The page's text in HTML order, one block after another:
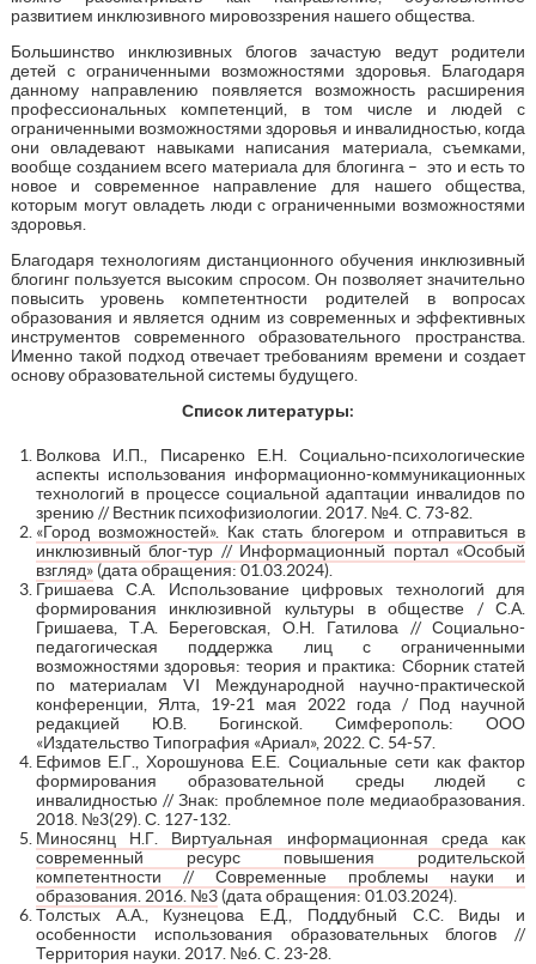
развитием инклюзивного мировоззрения нашего общества.
Большинство инклюзивных блогов зачастую ведут родители
детей с ограниченными возможностями здоровья. Благодаря
данному направлению появляется возможность расширения
профессиональных компетенций, в том числе и людей с
ограниченными возможностями здоровья и инвалидностью, когда
они овладевают навыками написания материала, съемками,
вообще созданием всего материала для блогинга – это и есть то
новое и современное направление для нашего общества,
которым могут овладеть люди с ограниченными возможностями
здоровья.
Благодаря технологиям дистанционного обучения инклюзивный
блогинг пользуется высоким спросом. Он позволяет значительно
повысить уровень компетентности родителей в вопросах
образования и является одним из современных и эффективных
инструментов современного образовательного пространства.
Именно такой подход отвечает требованиям времени и создает
основу образовательной системы будущего.
Список литературы:
Волкова И.П., Писаренко Е.Н. Социально-психологические
аспекты использования информационно-коммуникационных
технологий в процессе социальной адаптации инвалидов по
зрению // Вестник психофизиологии. 2017. №4. С. 73-82.
«Город возможностей». Как стать блогером и отправиться в
инклюзивный блог-тур // Информационный портал «Особый
взгляд»(дата обращения: 01.03.2024).
Гришаева С.А. Использование цифровых технологий для
формирования инклюзивной культуры в обществе / С.А.
Гришаева, Т.А. Береговская, О.Н. Гатилова // Социально-
педагогическая поддержка лиц с ограниченными
возможностями здоровья: теория и практика: Сборник статей
по материалам VI Международной научно-практической
конференции, Ялта, 19-21 мая 2022 года / Под научной
редакцией Ю.В. Богинской. Симферополь: ООО
«Издательство Типография «Ариал», 2022. С. 54-57.
Ефимов Е.Г., Хорошунова Е.Е. Социальные сети как фактор
формирования образовательной среды людей с
инвалидностью // Знак: проблемное поле медиаобразования.
2018. №3(29). С. 127-132.
Миносянц Н.Г. Виртуальная информационная среда как
современный ресурс повышения родительской
компетентности // Современные проблемы науки и
образования. 2016. №3(дата обращения: 01.03.2024).
Толстых А.А., Кузнецова Е.Д., Поддубный С.С. Виды и
особенности использования образовательных блогов //
Территория науки. 2017. №6. C. 23-28.